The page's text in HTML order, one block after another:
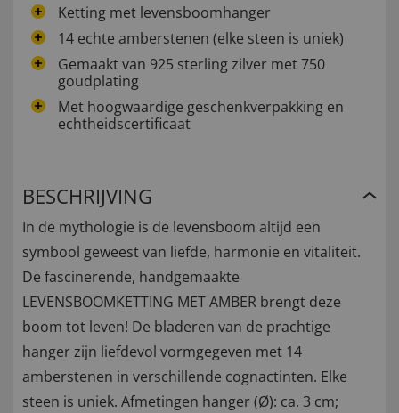
Ketting met levensboomhanger
14 echte amberstenen (elke steen is uniek)
Gemaakt van 925 sterling zilver met 750
goudplating
Met hoogwaardige geschenkverpakking en
echtheidscertificaat
BESCHRIJVING
In de mythologie is de levensboom altijd een
symbool geweest van liefde, harmonie en vitaliteit.
De fascinerende, handgemaakte
LEVENSBOOMKETTING MET AMBER brengt deze
boom tot leven! De bladeren van de prachtige
hanger zijn liefdevol vormgegeven met 14
amberstenen in verschillende cognactinten. Elke
steen is uniek. Afmetingen hanger (Ø): ca. 3 cm;